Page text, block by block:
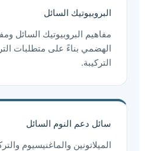
البروبيوتيك السائل
مفاهيم البروبيوتيك السائل
الهضمي بناءً على متطلبات
التركيبة.
سائل دعم النوم السائل
الميلاتونين والماغنيسيوم